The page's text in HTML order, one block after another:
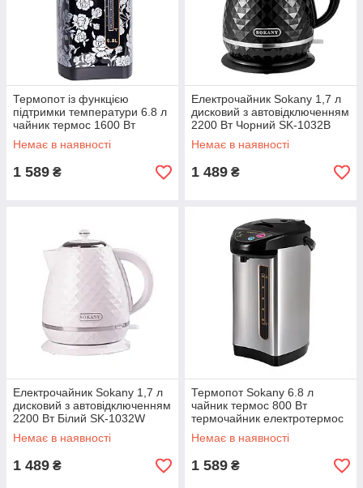
Термопот із функцією
підтримки температури 6.8 л
чайник термос 1600 Вт
Sokany SK-09057
Немає в наявності
1 589 ₴
Електрочайник Sokany 1,7 л
дисковий з автовідключенням
2200 Вт Чорний SK-1032B
Немає в наявності
1 489 ₴
Електрочайник Sokany 1,7 л
дисковий з автовідключенням
2200 Вт Білий SK-1032W
Немає в наявності
1 489 ₴
Термопот Sokany 6.8 л
чайник термос 800 Вт
термочайник електротермос
Сріблястий SK-09060
Немає в наявності
1 589 ₴